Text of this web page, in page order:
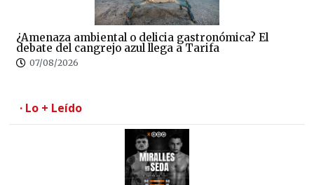
¿Amenaza ambiental o delicia gastronómica? El
debate del cangrejo azul llega a Tarifa
07/08/2026
· Lo + Leído